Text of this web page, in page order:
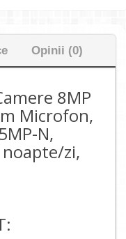
Opinii (0)
8MP
Microfon,
N,
zi,